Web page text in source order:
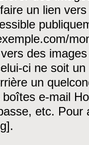
un lien
des
ci ne soit
un
e-mail
etc. Pour